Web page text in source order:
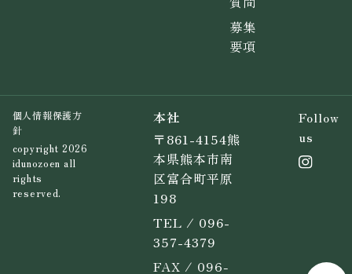
募集
要項
個人情報保護方
針
copyright 2026
idunozoen all
rights
reserved.
本社
〒861-4154熊
本県熊本市南
区富合町平原
198
TEL / 096-
357-4379
FAX / 096-
Follow
us